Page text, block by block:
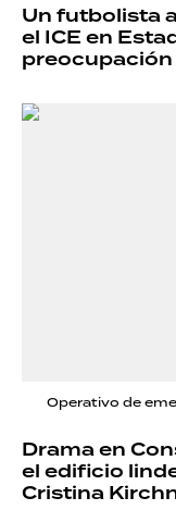
Un futbolista
el ICE en
Operativo de
Drama en
el edificio
Cristina